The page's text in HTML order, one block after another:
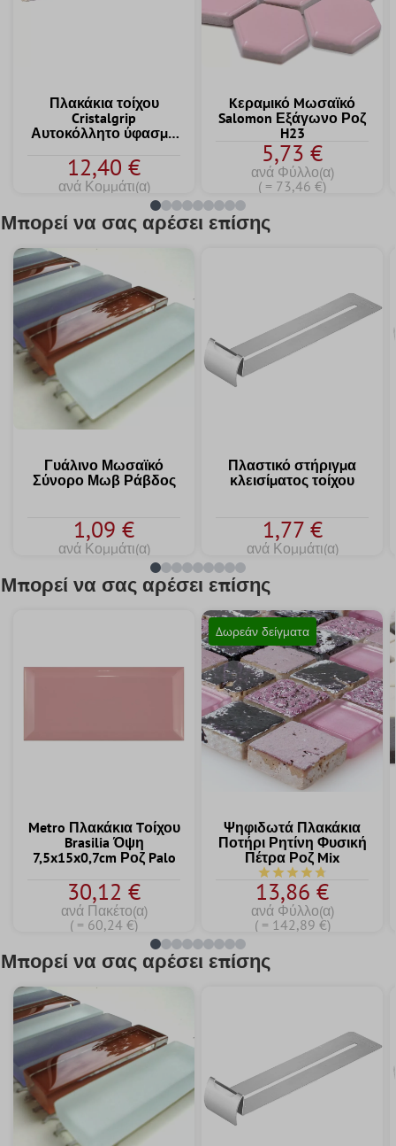
Πλακάκια τοίχου
Cristalgrip
Αυτοκόλλητο ύφασμα
12,40 €
ανά Κομμάτι(α)
Kεραμικό Mωσαϊκό
Salomon Εξάγωνο Ροζ
H23
5,73 €
ανά Φύλλο(α)
( = 73,46 €)
Μπορεί να σας αρέσει επίσης
Γυάλινο Μωσαϊκό
Σύνορο Μωβ Ράβδος
1,09 €
ανά Κομμάτι(α)
Πλαστικό στήριγμα
κλεισίματος τοίχου
1,77 €
ανά Κομμάτι(α)
Μπορεί να σας αρέσει επίσης
Metro Πλακάκια Tοίχου
Brasilia Όψη
7,5x15x0,7cm Ροζ Palo
30,12 €
ανά Πακέτο(α)
( = 60,24 €)
Δωρεάν δείγματα
Ψηφιδωτά Πλακάκια
Ποτήρι Ρητίνη Φυσική
Πέτρα Ροζ Mix
Μέση βαθμολογία 4.7
13,86 €
ανά Φύλλο(α)
( = 142,89 €)
Μπορεί να σας αρέσει επίσης